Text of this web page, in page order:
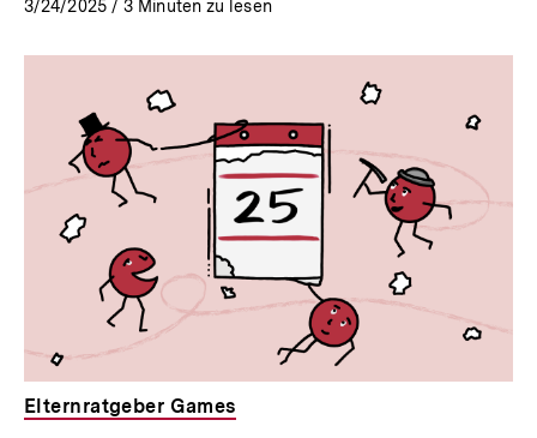
3/24/2025 / 3 Minuten zu lesen
Elternratgeber Games